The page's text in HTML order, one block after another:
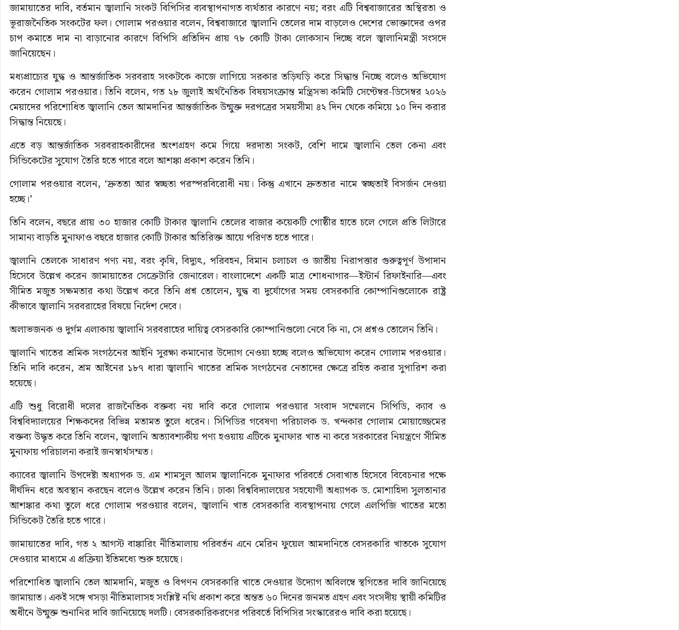
জামায়াতের দাবি, বর্তমান জ্বালানি সংকট বিপিসির ব্যবস্থাপনাগত ব্যর্থতার কারণে নয়; বরং এটি বিশ্ববাজারের অস্থিরতা ও
ভূরাজনৈতিক সংকটের ফল। গোলাম পরওয়ার বলেন, বিশ্ববাজারে জ্বালানি তেলের দাম বাড়লেও দেশের ভোক্তাদের ওপর
চাপ কমাতে দাম না বাড়ানোর কারণে বিপিসি প্রতিদিন প্রায় ৭৮ কোটি টাকা লোকসান দিচ্ছে বলে জ্বালানিমন্ত্রী সংসদে
জানিয়েছেন।
মধ্যপ্রাচ্যের যুদ্ধ ও আন্তর্জাতিক সরবরাহ সংকটকে কাজে লাগিয়ে সরকার তড়িঘড়ি করে সিদ্ধান্ত নিচ্ছে বলেও অভিযোগ
করেন গোলাম পরওয়ার। তিনি বলেন, গত ২৮ জুলাই অর্থনৈতিক বিষয়সংক্রান্ত মন্ত্রিসভা কমিটি সেপ্টেম্বর-ডিসেম্বর ২০২৬
মেয়াদের পরিশোধিত জ্বালানি তেল আমদানির আন্তর্জাতিক উন্মুক্ত দরপত্রের সময়সীমা ৪২ দিন থেকে কমিয়ে ১০ দিন করার
সিদ্ধান্ত নিয়েছে।
এতে বড় আন্তর্জাতিক সরবরাহকারীদের অংশগ্রহণ কমে গিয়ে দরদাতা সংকট, বেশি দামে জ্বালানি তেল কেনা এবং
সিন্ডিকেটের সুযোগ তৈরি হতে পারে বলে আশঙ্কা প্রকাশ করেন তিনি।
গোলাম পরওয়ার বলেন, ‘দ্রুততা আর স্বচ্ছতা পরস্পরবিরোধী নয়। কিন্তু এখানে দ্রুততার নামে স্বচ্ছতাই বিসর্জন দেওয়া
হচ্ছে।’
তিনি বলেন, বছরে প্রায় ৩০ হাজার কোটি টাকার জ্বালানি তেলের বাজার কয়েকটি গোষ্ঠীর হাতে চলে গেলে প্রতি লিটারে
সামান্য বাড়তি মুনাফাও বছরে হাজার কোটি টাকার অতিরিক্ত আয়ে পরিণত হতে পারে।
জ্বালানি তেলকে সাধারণ পণ্য নয়, বরং কৃষি, বিদ্যুৎ, পরিবহন, বিমান চলাচল ও জাতীয় নিরাপত্তার গুরুত্বপূর্ণ উপাদান
হিসেবে উল্লেখ করেন জামায়াতের সেক্রেটারি জেনারেল। বাংলাদেশে একটি মাত্র শোধনাগার—ইস্টার্ন রিফাইনারি—এবং
সীমিত মজুত সক্ষমতার কথা উল্লেখ করে তিনি প্রশ্ন তোলেন, যুদ্ধ বা দুর্যোগের সময় বেসরকারি কোম্পানিগুলোকে রাষ্ট্র
কীভাবে জ্বালানি সরবরাহের বিষয়ে নির্দেশ দেবে।
অলাভজনক ও দুর্গম এলাকায় জ্বালানি সরবরাহের দায়িত্ব বেসরকারি কোম্পানিগুলো নেবে কি না, সে প্রশ্নও তোলেন তিনি।
জ্বালানি খাতের শ্রমিক সংগঠনের আইনি সুরক্ষা কমানোর উদ্যোগ নেওয়া হচ্ছে বলেও অভিযোগ করেন গোলাম পরওয়ার।
তিনি দাবি করেন, শ্রম আইনের ১৮৭ ধারা জ্বালানি খাতের শ্রমিক সংগঠনের নেতাদের ক্ষেত্রে রহিত করার সুপারিশ করা
হয়েছে।
এটি শুধু বিরোধী দলের রাজনৈতিক বক্তব্য নয় দাবি করে গোলাম পরওয়ার সংবাদ সম্মেলনে সিপিডি, ক্যাব ও
বিশ্ববিদ্যালয়ের শিক্ষকদের বিভিন্ন মতামত তুলে ধরেন। সিপিডির গবেষণা পরিচালক ড. খন্দকার গোলাম মোয়াজ্জেমের
বক্তব্য উদ্ধৃত করে তিনি বলেন, জ্বালানি অত্যাবশ্যকীয় পণ্য হওয়ায় এটিকে মুনাফার খাত না করে সরকারের নিয়ন্ত্রণে সীমিত
মুনাফায় পরিচালনা করাই জনস্বার্থসম্মত।
ক্যাবের জ্বালানি উপদেষ্টা অধ্যাপক ড. এম শামসুল আলম জ্বালানিকে মুনাফার পরিবর্তে সেবাখাত হিসেবে বিবেচনার পক্ষে
দীর্ঘদিন ধরে অবস্থান করছেন বলেও উল্লেখ করেন তিনি। ঢাকা বিশ্ববিদ্যালয়ের সহযোগী অধ্যাপক ড. মোশাহিদা সুলতানার
আশঙ্কার কথা তুলে ধরে গোলাম পরওয়ার বলেন, জ্বালানি খাত বেসরকারি ব্যবস্থাপনায় গেলে এলপিজি খাতের মতো
সিন্ডিকেট তৈরি হতে পারে।
জামায়াতের দাবি, গত ২ আগস্ট বাঙ্কারিং নীতিমালায় পরিবর্তন এনে মেরিন ফুয়েল আমদানিতে বেসরকারি খাতকে সুযোগ
দেওয়ার মাধ্যমে এ প্রক্রিয়া ইতিমধ্যে শুরু হয়েছে।
পরিশোধিত জ্বালানি তেল আমদানি, মজুত ও বিপণন বেসরকারি খাতে দেওয়ার উদ্যোগ অবিলম্বে স্থগিতের দাবি জানিয়েছে
জামায়াত। একই সঙ্গে খসড়া নীতিমালাসহ সংশ্লিষ্ট নথি প্রকাশ করে অন্তত ৬০ দিনের জনমত গ্রহণ এবং সংসদীয় স্থায়ী কমিটির
অধীনে উন্মুক্ত শুনানির দাবি জানিয়েছে দলটি। বেসরকারিকরণের পরিবর্তে বিপিসির সংস্কারেরও দাবি করা হয়েছে।